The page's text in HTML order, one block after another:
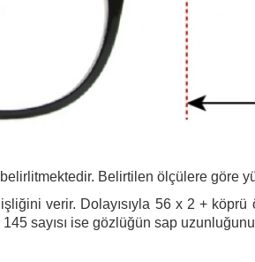
Belirtilen ölçülere göre
verir. Dolayısıyla 56 x 2 +
sayısı ise gözlüğün sap